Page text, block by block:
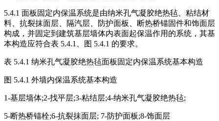
5.4.1 面板固定内保温系统是由纳米孔气凝胶绝热毡、粘结材
料、抗裂抹面层、隔汽层、防护面板、断热桥锚固件和饰面层
构成，并固定到建筑基层墙体内表面起保温作用的系统，其基
本构造应符合表 5.4.1、图 5.4.1 的要求。
表 5.4.1 纳米孔气凝胶绝热毡面板固定内保温系统基本构造
图 5.4.1 外墙内保温系统基本构造
1-基层墙体;2-找平层;3-粘结层;4-纳米孔气凝胶绝热毡;
5-断热桥锚栓;6-抗裂抹面层; 7-防护面板;8-饰面层